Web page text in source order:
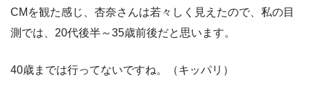
CMを観た感じ、杏奈さんは若々しく見えたので、私の目
測では、20代後半～35歳前後だと思います。
40歳までは行ってないですね。（キッパリ）